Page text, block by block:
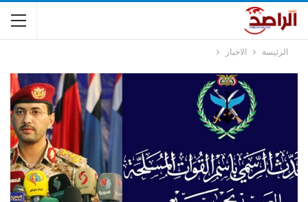
الرئيسة الاخبار